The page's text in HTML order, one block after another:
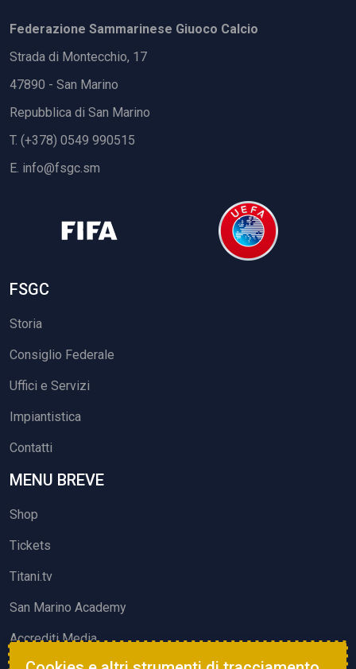
Federazione Sammarinese Giuoco Calcio
Strada di Montecchio, 17
47890 - San Marino
Repubblica di San Marino
T. (+378) 0549 990515
E. info@fsgc.sm
FSGC
Storia
Consiglio Federale
Uffici e Servizi
Impiantistica
Contatti
MENU BREVE
Shop
Tickets
Titani.tv
San Marino Academy
Accrediti Media